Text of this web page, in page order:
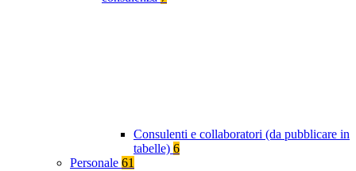
Consulenti e collaboratori (da pubblicare in
tabelle) 6
Personale 61